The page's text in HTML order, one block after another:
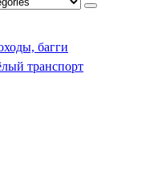
багги
транспорт